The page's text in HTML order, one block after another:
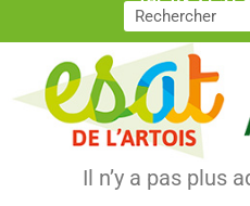
Il n’y a pas plus